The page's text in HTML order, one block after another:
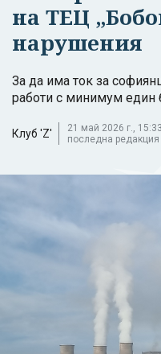
на ТЕЦ
нарушения
За да има ток за
работи с минимум един
Клуб 'Z'
21 май 2026 г.,
последна